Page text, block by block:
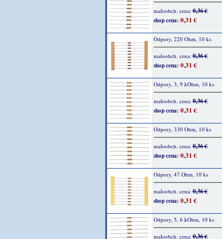
maloobch. cena:0,36 €
shop cena: 0,31 €
Odpory, 220 Ohm, 10 ks
maloobch. cena:0,36 €
shop cena: 0,31 €
Odpory, 3, 9 kOhm, 10 ks
maloobch. cena:0,36 €
shop cena: 0,31 €
Odpory, 330 Ohm, 10 ks
maloobch. cena:0,36 €
shop cena: 0,31 €
Odpory, 47 Ohm, 10 ks
maloobch. cena:0,36 €
shop cena: 0,31 €
Odpory, 5, 6 kOhm, 10 ks
maloobch. cena:0,36 €